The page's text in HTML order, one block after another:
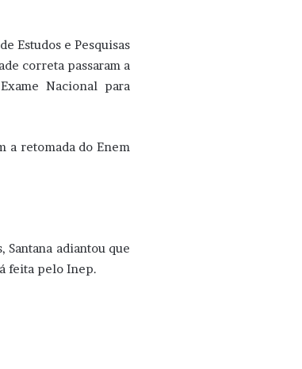
Estudos e Pesquisas
correta passaram a
Nacional para
a retomada do Enem
adiantou que
feita pelo Inep.